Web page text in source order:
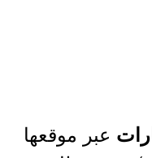
عبر موقعها